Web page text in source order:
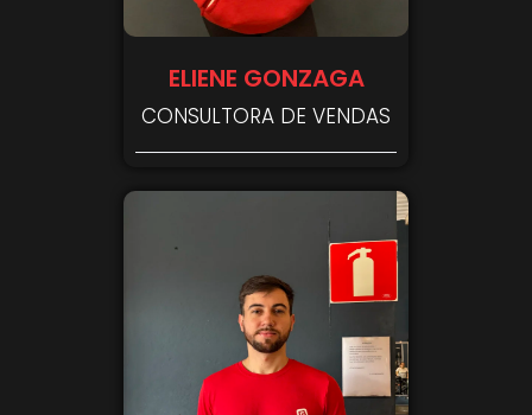
ELIENE GONZAGA
CONSULTORA DE VENDAS